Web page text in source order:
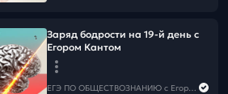
Заряд бодрости на 19-й день с
Егором Кантом
ЕГЭ ПО ОБЩЕСТВОЗНАНИЮ c Егором Кантом